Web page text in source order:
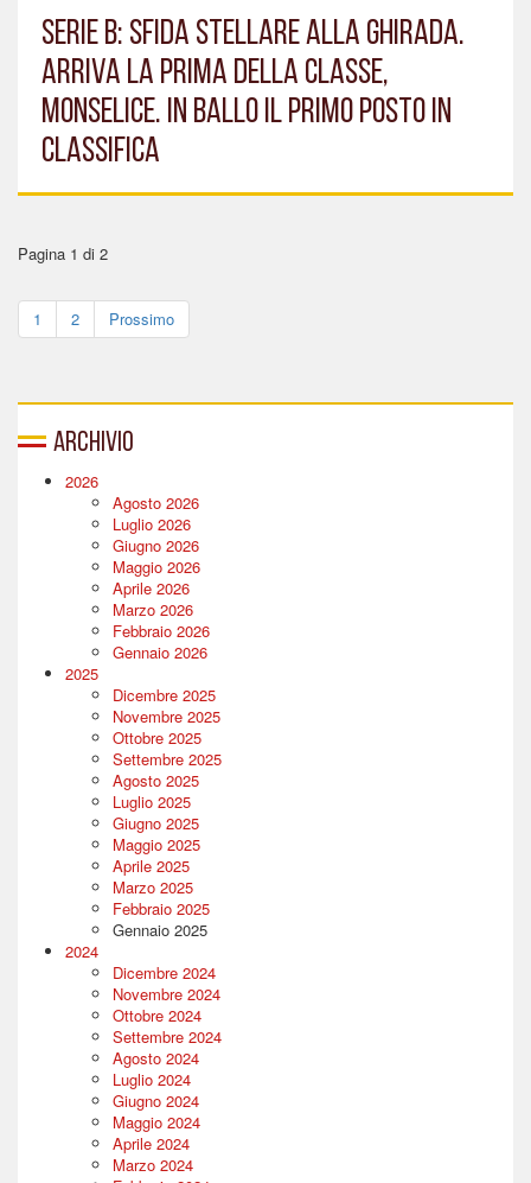
SERIE B: SFIDA STELLARE ALLA GHIRADA.
ARRIVA LA PRIMA DELLA CLASSE,
MONSELICE. IN BALLO IL PRIMO POSTO IN
CLASSIFICA
Pagina 1 di 2
1 2 Prossimo
Archivio
2026
Agosto 2026
Luglio 2026
Giugno 2026
Maggio 2026
Aprile 2026
Marzo 2026
Febbraio 2026
Gennaio 2026
2025
Dicembre 2025
Novembre 2025
Ottobre 2025
Settembre 2025
Agosto 2025
Luglio 2025
Giugno 2025
Maggio 2025
Aprile 2025
Marzo 2025
Febbraio 2025
Gennaio 2025
2024
Dicembre 2024
Novembre 2024
Ottobre 2024
Settembre 2024
Agosto 2024
Luglio 2024
Giugno 2024
Maggio 2024
Aprile 2024
Marzo 2024